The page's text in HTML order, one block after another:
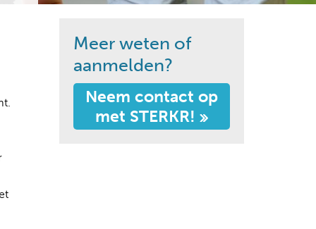
Meer weten of
aanmelden?
Neem contact op
met STERKR!